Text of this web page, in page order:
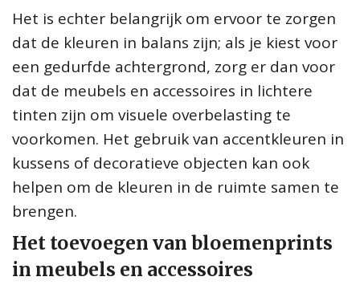
Het is echter belangrijk om ervoor te zorgen
dat de kleuren in balans zijn; als je kiest voor
een gedurfde achtergrond, zorg er dan voor
dat de meubels en accessoires in lichtere
tinten zijn om visuele overbelasting te
voorkomen. Het gebruik van accentkleuren in
kussens of decoratieve objecten kan ook
helpen om de kleuren in de ruimte samen te
brengen.
Het toevoegen van bloemenprints
in meubels en accessoires